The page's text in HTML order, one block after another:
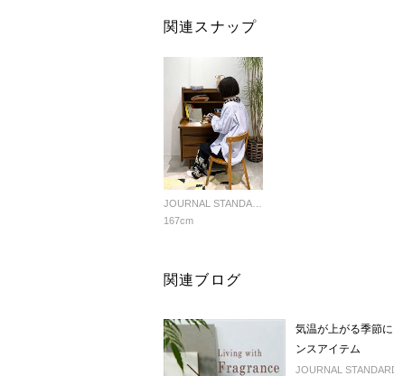
関連スナップ
167cm
関連ブログ
気温が上がる季節
ンスアイテム
JOURNAL